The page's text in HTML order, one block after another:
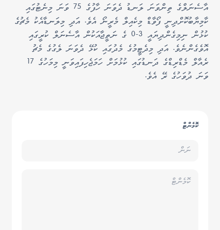
އާސެނަލްގެ ތިންވަނަ ލަނޑު ދެވަނަ ހާފުގެ 75 ވަނަ މިނެޓުގައި
ކާމިޔާބުކޮށްދިނީ ފޯވާޑް މިކެއިލް މެރީނޯ އެވެ. އަދި މިލަނޑާއެކު މެޗުގެ
ކުޅުން ނިމިގެންދިޔައީ 3-0 ގެ ނަތީޖާއަކުން އާސެނަލް ކުރީގައި
އޮވެގެންނެވެ. އަދި މިދެޓީމުގެ މެދުގައި ކުޅޭ ދެވަނަ ލެގުގެ މެޗު
ރެއާލް މެޑްރިޑްގެ ދަނޑުގައި ކުޅުމަށް ހަމަޖެހިފައިވަނީ މިމަހުގެ 17
ވަނަ ދުވަހުގެ ރޭ އެވެ.
ކޮމެންޓް